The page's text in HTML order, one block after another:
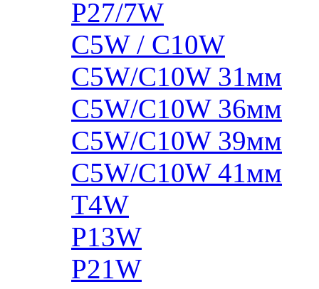
P27/7W
C5W / C10W
C5W/C10W 31мм
C5W/C10W 36мм
C5W/C10W 39мм
C5W/C10W 41мм
T4W
P13W
P21W